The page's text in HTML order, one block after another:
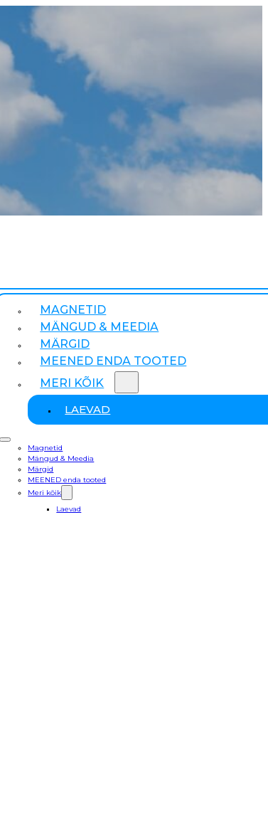
MAGNETID
MÄNGUD & MEEDIA
MÄRGID
MEENED ENDA TOOTED
MERI KÕIK
LAEVAD
Magnetid
Mängud & Meedia
Märgid
MEENED enda tooted
Meri kõik
Laevad